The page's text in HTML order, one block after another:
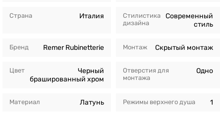
Страна Италия
Бренд Remer Rubinetterie
Цвет
Черный
брашированный хром
Материал Латунь
Стилистика
дизайна
Современный
стиль
Монтаж Скрытый монтаж
Отверстия для
монтажа
Одно
Режимы верхнего душа 1